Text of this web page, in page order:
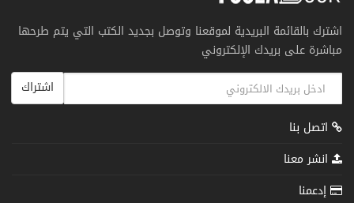
اشترك بالقائمة البريدية لموقعنا وتوصل بجديد الكتب التي يتم طرحها
مباشرة على بريدك الإلكتروني
اشتراك
اتصل بنا
انشر معنا
إدعمنا